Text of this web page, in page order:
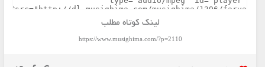
لینک کوتاه مطلب
https://www.musighima.com/?p=2110